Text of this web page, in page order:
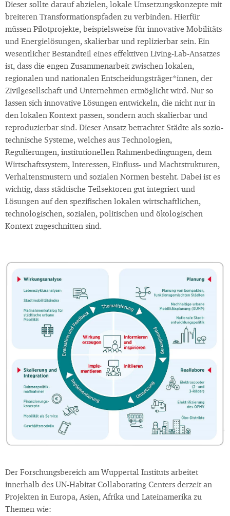
Dieser sollte darauf abzielen, lokale Umsetzungskonzepte mit
breiteren Transformationspfaden zu verbinden. Hierfür
müssen Pilotprojekte, beispielsweise für innovative Mobilitäts-
und Energielösungen, skalierbar und replizierbar sein. Ein
wesentlicher Bestandteil eines effektiven Living-Lab-Ansatzes
ist, dass die engen Zusammenarbeit zwischen lokalen,
regionalen und nationalen Entscheidungsträger*innen, der
Zivilgesellschaft und Unternehmen ermöglicht wird. Nur so
lassen sich innovative Lösungen entwickeln, die nicht nur in
den lokalen Kontext passen, sondern auch skalierbar und
reproduzierbar sind. Dieser Ansatz betrachtet Städte als sozio-
technische Systeme, welches aus Technologien,
Regulierungen, institutionellen Rahmenbedingungen, dem
Wirtschaftssystem, Interessen, Einfluss- und Machtstrukturen,
Verhaltensmustern und sozialen Normen besteht. Dabei ist es
wichtig, dass städtische Teilsektoren gut integriert und
Lösungen auf den spezifischen lokalen wirtschaftlichen,
technologischen, sozialen, politischen und ökologischen
Kontext zugeschnitten sind.
Der Forschungsbereich am Wuppertal Instituts arbeitet
innerhalb des UN-Habitat Collaborating Centers derzeit an
Projekten in Europa, Asien, Afrika und Lateinamerika zu
Themen wie: